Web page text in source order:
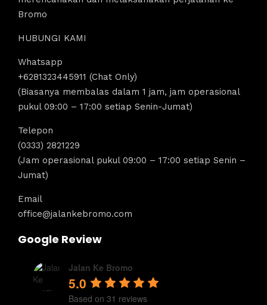
Bromo
HUBUNGI KAMI
Whatsapp
+6281323445911 (Chat Only)
(Biasanya membalas dalam 1 jam, jam operasional
pukul 09:00 – 17:00 setiap Senin-Jumat)
Telepon
(0333) 2821229
(Jam operasional pukul 09:00 – 17:00 setiap Senin –
Jumat)
Email
office@jalankebromo.com
Google Review
Jalan Ke Bromo
5.0
Based on 31 reviews